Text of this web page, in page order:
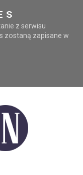
z serwisu
zostaną zapisane w